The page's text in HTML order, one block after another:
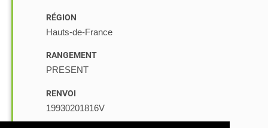
RÉGION
Hauts-de-France
RANGEMENT
PRESENT
RENVOI
19930201816V